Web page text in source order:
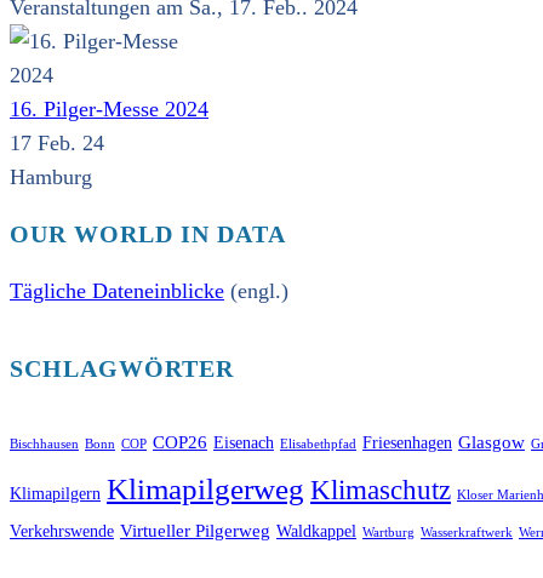
Veranstaltungen am Sa., 17. Feb.. 2024
16. Pilger-Messe 2024
17 Feb. 24
Hamburg
OUR WORLD IN DATA
Tägliche Dateneinblicke (engl.)
SCHLAGWÖRTER
Bischhausen Bonn COP COP26 Eisenach Elisabethpfad Friesenhagen Glasgow
Klimapilgern Klimapilgerweg Klimaschutz Kloser
Verkehrswende Virtueller Pilgerweg Waldkappel Wartburg Wasserkraftwerk